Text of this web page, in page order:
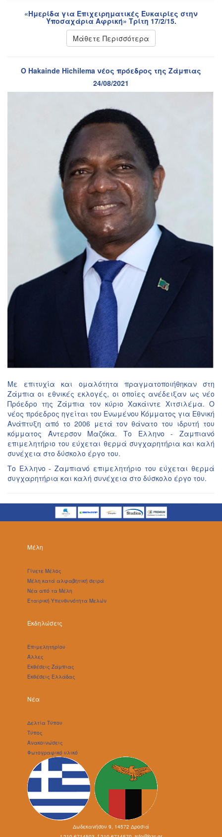
«Ημερίδα για Επιχειρηματικές Ευκαιρίες στην
Υποσαχάρια Αφρική» Τρίτη 17/2/15.
Μάθετε Περισσότερα
Ο Hakainde Hichilema νέος πρόεδρος της Ζάμπιας
24/08/2021
Με επιτυχία και ομαλότητα πραγματοποιήθηκαν στη
Ζάμπια οι εθνικές εκλογές, οι οποίες ανέδειξαν ως νέο
Πρόεδρο της Ζάμπια τον κύριο Χακάιντε Χιτσιλέμα. Ο
νέος πρόεδρος ηγείται του Ενωμένου Κόμματος για Εθνική
Ανάπτυξη από το 2006 μετά τον θάνατο του ιδρυτή του
κόμματος Άντερσον Μαζόκα. Το Ελληνο - Ζαμπιανό
επιμελητήριο του εύχεται θερμά συγχαρητήρια και καλή
συνέχεια στο δύσκολο έργο του.
Το Ελληνο - Ζαμπιανό επιμελητήριο του εύχεται θερμά
συγχαρητήρια και καλή συνέχεια στο δύσκολο έργο του.
Μέλη
Γίνετε Μέλος
Μέλη κατά αλφαβητική σειρά
Νέα από τα Μέλη
Εταιρική Υπευθυνότητα Μελών
Εκδηλώσεις
Επιμελητηρίου
Άλλες
Εκθέσεις Ζάμπιας
Εκθέσεις Ελλάδας
Νέα
Δελτία Τύπου
Τύπος
Ανακοινώσεις
Φωτογραφικό υλικό
Δωδεκανήσου 9, 14572 Δροσιά